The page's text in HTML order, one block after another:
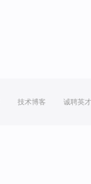
技术博客 诚聘英才